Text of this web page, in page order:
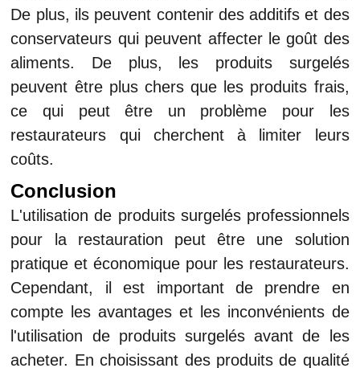
De plus, ils peuvent contenir des additifs et des
conservateurs qui peuvent affecter le goût des
aliments. De plus, les produits surgelés
peuvent être plus chers que les produits frais,
ce qui peut être un problème pour les
restaurateurs qui cherchent à limiter leurs
coûts.
Conclusion
L'utilisation de produits surgelés professionnels
pour la restauration peut être une solution
pratique et économique pour les restaurateurs.
Cependant, il est important de prendre en
compte les avantages et les inconvénients de
l'utilisation de produits surgelés avant de les
acheter. En choisissant des produits de qualité